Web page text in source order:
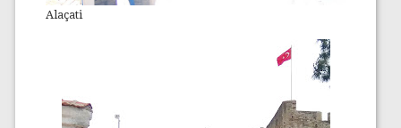
Alaçati